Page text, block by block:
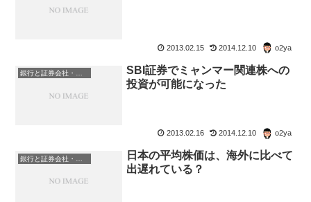
2013.02.15 2014.12.10 o2ya
SBI証券でミャンマー関連株への
投資が可能になった
2013.02.16 2014.12.10 o2ya
日本の平均株価は、海外に比べて
出遅れている？